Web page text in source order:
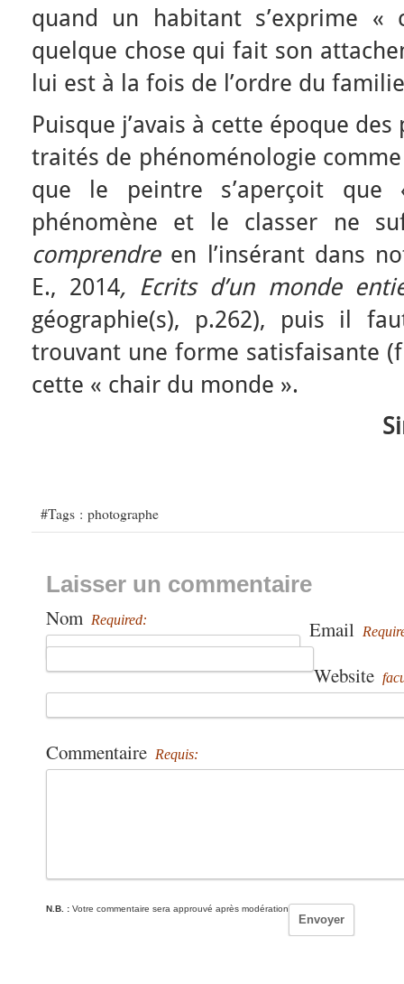
quand un habitant s’exprime «
quelque chose qui fait son
lui est à la fois de l’ordre du
Puisque j’avais à cette époque des
traités de phénoménologie
que le peintre s’aperçoit
phénomène et le classer ne
comprendreen l’insérant dans
E., 2014, Ecrits d’un monde
géographie(s), p.262), puis il
trouvant une forme satisfaisante
cette « chair du monde ».
#Tags : photographe
Laisser un commentaire
Nom Required: Email
Website
Commentaire Requis:
N.B. : Votre commentaire sera approuvé après modération